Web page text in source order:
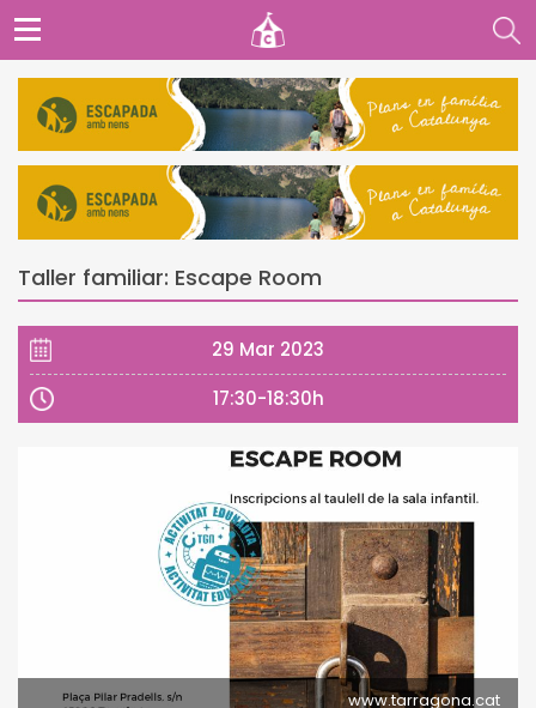
Taller familiar: Escape Room
29 Mar 2023
17:30-18:30h
www.tarragona.cat